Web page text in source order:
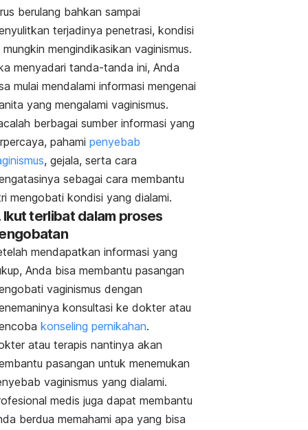
berulang bahkan sampai
terjadinya penetrasi, kondisi
mungkin mengindikasikan vaginismus.
menyadari tanda-tanda ini, Anda
mulai mendalami informasi mengenai
yang mengalami vaginismus.
berbagai sumber informasi yang
pahami penyebab
, gejala, serta cara
sebagai cara membantu
mengobati kondisi yang dialami.
Ikut terlibat dalam proses
mendapatkan informasi yang
Anda bisa membantu pasangan
vaginismus dengan
konsultasi ke dokter atau
konseling pernikahan.
atau terapis nantinya akan
pasangan untuk menemukan
vaginismus yang dialami.
medis juga dapat membantu
berdua memahami apa yang bisa